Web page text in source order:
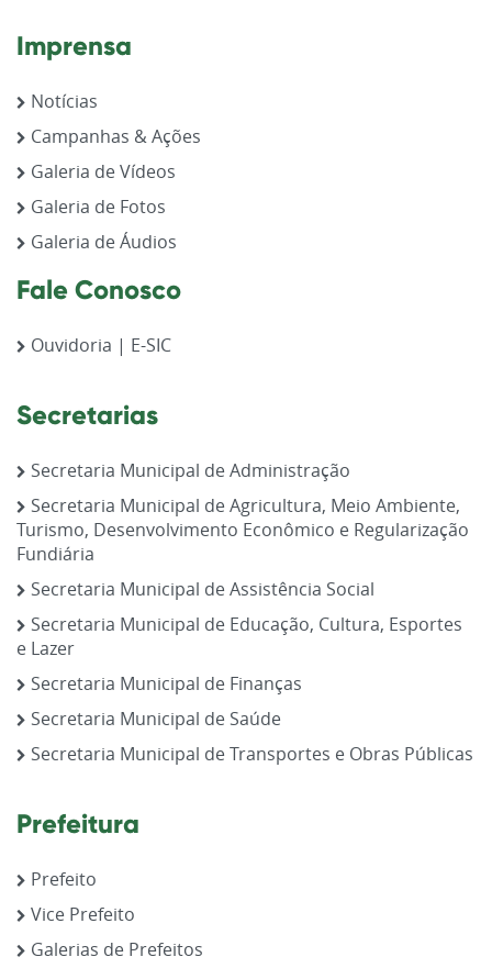
Imprensa
Notícias
Campanhas & Ações
Galeria de Vídeos
Galeria de Fotos
Galeria de Áudios
Fale Conosco
Ouvidoria | E-SIC
Secretarias
Secretaria Municipal de Administração
Secretaria Municipal de Agricultura, Meio Ambiente,
Turismo, Desenvolvimento Econômico e Regularização
Fundiária
Secretaria Municipal de Assistência Social
Secretaria Municipal de Educação, Cultura, Esportes
e Lazer
Secretaria Municipal de Finanças
Secretaria Municipal de Saúde
Secretaria Municipal de Transportes e Obras Públicas
Prefeitura
Prefeito
Vice Prefeito
Galerias de Prefeitos